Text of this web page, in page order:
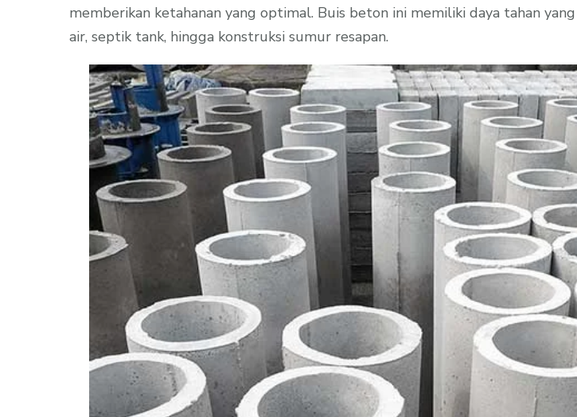
memberikan ketahanan yang optimal. Buis beton ini memiliki daya tahan
air, septik tank, hingga konstruksi sumur resapan.